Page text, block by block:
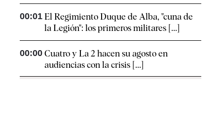
00:01 El Regimiento Duque de Alba, "cuna de
la Legión": los primeros militares [...]
00:00 Cuatro y La 2 hacen su agosto en
audiencias con la crisis [...]